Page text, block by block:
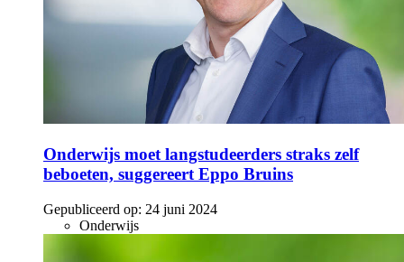
Onderwijs moet langstudeerders straks zelf
beboeten, suggereert Eppo Bruins
Gepubliceerd op: 24 juni 2024
Onderwijs